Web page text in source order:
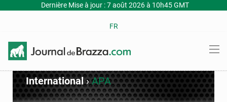
Dernière Mise à jour : 7 août 2026 à 10h45 GMT
FR
International›APA